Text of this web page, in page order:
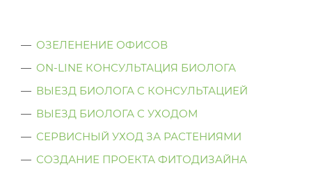
ОЗЕЛЕНЕНИЕ ОФИСОВ
ON-LINE КОНСУЛЬТАЦИЯ БИОЛОГА
ВЫЕЗД БИОЛОГА С КОНСУЛЬТАЦИЕЙ
ВЫЕЗД БИОЛОГА C УХОДОМ
СЕРВИСНЫЙ УХОД ЗА РАСТЕНИЯМИ
СОЗДАНИЕ ПРОЕКТА ФИТОДИЗАЙНА